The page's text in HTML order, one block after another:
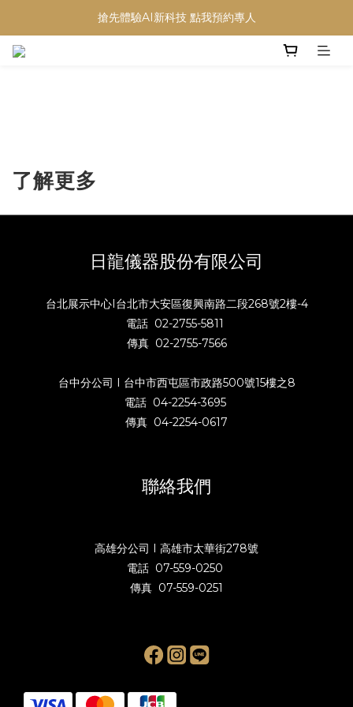
搶先體驗AI新科技 點我預約專人
了解更多
日龍儀器股份有限公司
台北展示中心I台北市大安區復興南路二段268號2樓-4
電話 02-2755-5811
傳真 02-2755-7566
台中分公司 I 台中市西屯區市政路500號15樓之8
電話 04-2254-3695
傳真 04-2254-0617
聯絡我們
高雄分公司 I 高雄市太華街278號
電話 07-559-0250
傳真 07-559-0251